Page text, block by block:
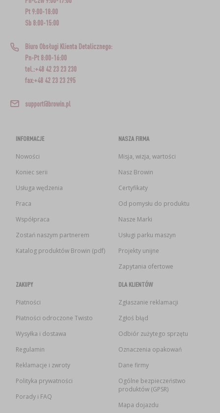
Pt 9:00-18:00
Sb 8:00-15:00
Biuro Obsługi Klienta Detalicznego:
Pn-Pt 8:00-16:00
tel.:+48 42 23 23 230
fax:+48 42 23 23 295
support@browin.pl
INFORMACJE
Nowości
Koniec serii
Usługa wędzenia
Praca
Współpraca
Zostań naszym partnerem
Katalog produktów Browin (pdf)
NASZA FIRMA
Misja, wizja, wartości
Nasz Browin
Certyfikaty
Od pomysłu do produktu
Nasze Marki
Usługi parku maszyn
Projekty unijne
Zapytania ofertowe
ZAKUPY
Płatności
Płatności odroczone Twisto
Wysyłka i dostawa
Regulamin
Reklamacje i zwroty
Polityka prywatności
Porady i FAQ
DLA KLIENTÓW
Zgłaszanie reklamacji
Zgłoś błąd
Odbiór zużytego sprzętu
Oznaczenia opakowań
Dane firmy
Ogólne bezpieczeństwo
produktów (GPSR)
Mapa dojazdu